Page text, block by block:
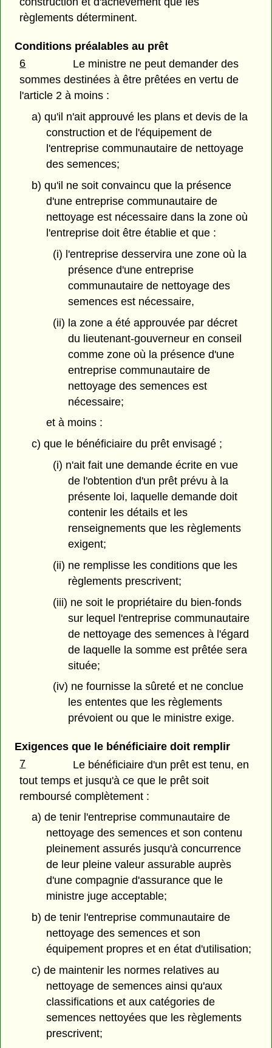
règlements déterminent.
Conditions préalables au prêt
6
Le ministre ne peut demander des
sommes destinées à être prêtées en vertu de
l'article 2 à moins :
a) qu'il n'ait approuvé les plans et devis de la
construction et de l'équipement de
l'entreprise communautaire de nettoyage
des semences;
b) qu'il ne soit convaincu que la présence
d'une entreprise communautaire de
nettoyage est nécessaire dans la zone où
l'entreprise doit être établie et que :
(i) l'entreprise desservira une zone où la
présence d'une entreprise
communautaire de nettoyage des
semences est nécessaire,
(ii) la zone a été approuvée par décret
du lieutenant-gouverneur en conseil
comme zone où la présence d'une
entreprise communautaire de
nettoyage des semences est
nécessaire;
et à moins :
c) que le bénéficiaire du prêt envisagé ;
(i) n'ait fait une demande écrite en vue
de l'obtention d'un prêt prévu à la
présente loi, laquelle demande doit
contenir les détails et les
renseignements que les règlements
exigent;
(ii) ne remplisse les conditions que les
règlements prescrivent;
(iii) ne soit le propriétaire du bien-fonds
sur lequel l'entreprise communautaire
de nettoyage des semences à l'égard
de laquelle la somme est prêtée sera
située;
(iv) ne fournisse la sûreté et ne conclue
les ententes que les règlements
prévoient ou que le ministre exige.
Exigences que le bénéficiaire doit remplir
7
Le bénéficiaire d'un prêt est tenu, en
tout temps et jusqu'à ce que le prêt soit
remboursé complètement :
a) de tenir l'entreprise communautaire de
nettoyage des semences et son contenu
pleinement assurés jusqu'à concurrence
de leur pleine valeur assurable auprès
d'une compagnie d'assurance que le
ministre juge acceptable;
b) de tenir l'entreprise communautaire de
nettoyage des semences et son
équipement propres et en état d'utilisation;
c) de maintenir les normes relatives au
nettoyage de semences ainsi qu'aux
classifications et aux catégories de
semences nettoyées que les règlements
prescrivent;